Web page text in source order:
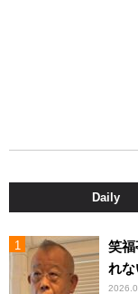
Daily
笑
れ